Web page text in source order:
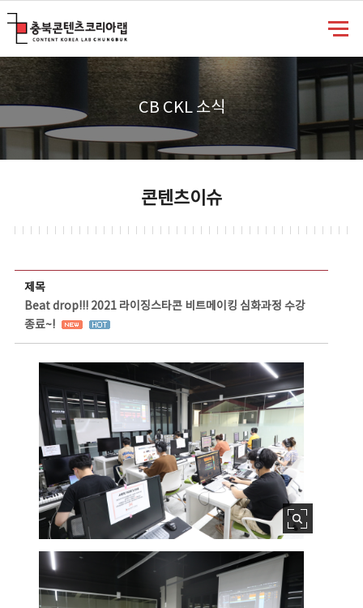
CB CKL 소식
콘텐츠이슈
제목
Beat drop!!! 2021 라이징스타콘 비트메이킹 심화과정 수강
종료~!